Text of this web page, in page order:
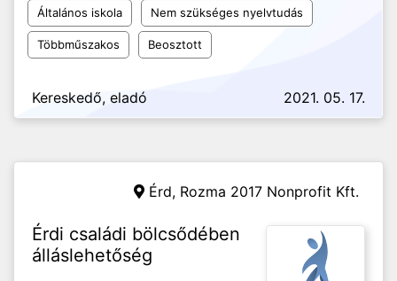
Általános iskola Nem szükséges nyelvtudás
Többműszakos Beosztott
Kereskedő, eladó 2021. 05. 17.
Érd, Rozma 2017 Nonprofit Kft.
Érdi családi bölcsődében
álláslehetőség